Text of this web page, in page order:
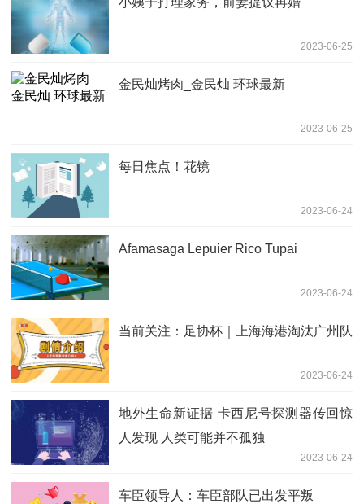
2023-06-25
金民灿烤肉_金民灿 环球最新
2023-06-25
每日焦点！花镜
2023-06-24
Afamasaga Lepuier Rico Tupai
2023-06-24
当前关注：足协杯｜上海海港淘汰广州队
2023-06-24
地外生命新证据 卡西尼号探测器传回惊
人发现 人类可能并不孤独
2023-06-24
车臣领导人：车臣部队已出发平叛